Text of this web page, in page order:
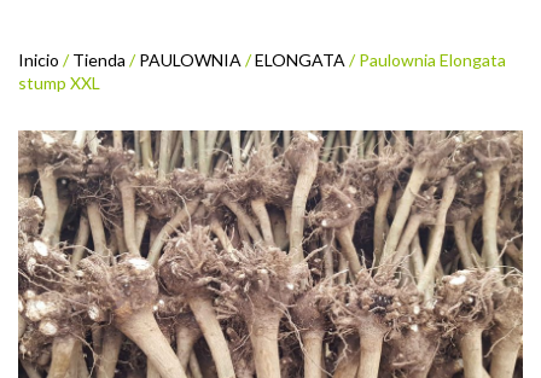
Inicio /Tienda /PAULOWNIA/ELONGATA/ Paulownia Elongata
stump XXL